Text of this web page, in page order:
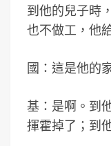
到他的兒子時
也不做工，他
國：這是他的
基：是啊。到
揮霍掉了；到